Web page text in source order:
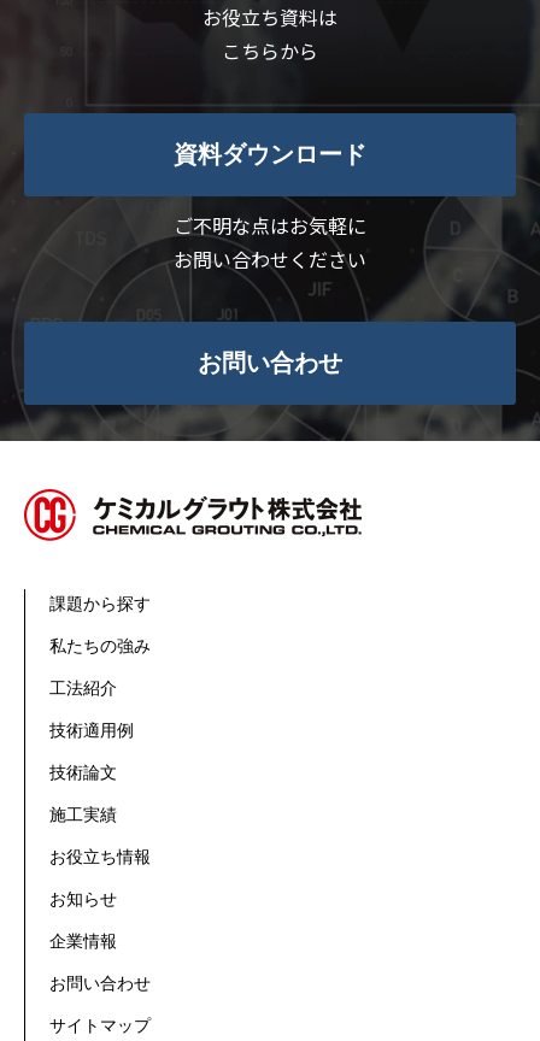
お役立ち資料は
こちらから
資料ダウンロード
ご不明な点はお気軽に
お問い合わせください
お問い合わせ
課題から探す
私たちの強み
工法紹介
技術適用例
技術論文
施工実績
お役立ち情報
お知らせ
企業情報
お問い合わせ
サイトマップ